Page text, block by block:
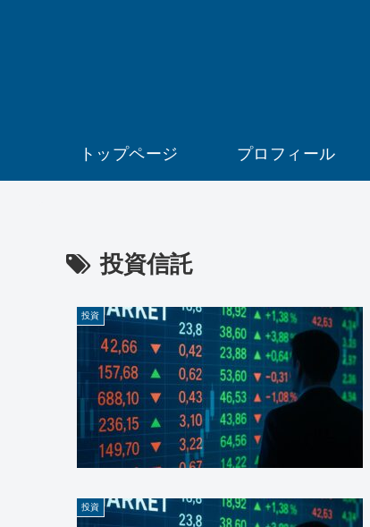
トップページ プロフィール
投資信託
投資
投資